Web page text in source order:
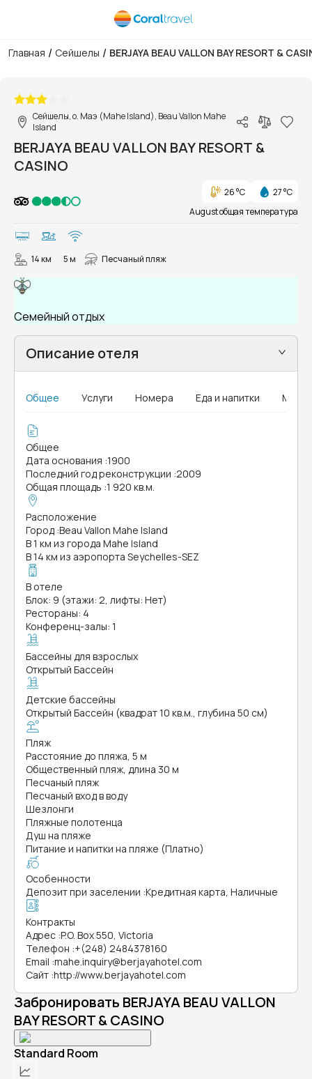
Главная / Сейшелы / BERJAYA BEAU VALLON BAY RESORT &
Сейшелы, о. Маэ (Mahe Island), Beau Vallon Mahe
Island
BERJAYA BEAU VALLON BAY RESORT &
CASINO
26 °C
27 °C
August общая температура
14 км 5 м Песчаный пляж
Семейный отдых
Описание отеля
Общее Услуги Номера Еда и напитки MICE
Общее
Дата основания :1900
Последний год реконструкции :2009
Общая площадь :1 920 кв.м.
Расположение
Город :Beau Vallon Mahe Island
В 1 км из города Mahe Island
В 14 км из аэропорта Seychelles-SEZ
В отеле
Блок: 9 (этажи: 2, лифты: Нет)
Рестораны: 4
Конференц-залы: 1
Бассейны для взрослых
Открытый Бассейн
Детские бассейны
Открытый Бассейн (квадрат 10 кв.м., глубина 50 см)
Пляж
Расстояние до пляжа, 5 м
Общественный пляж, длина 30 м
Песчаный пляж
Песчаный вход в воду
Шезлонги
Пляжные полотенца
Душ на пляже
Питание и напитки на пляже (Платно)
Особенности
Депозит при заселении :Кредитная карта, Наличные
Контракты
Адрес :P.O. Box 550, Victoria
Телефон :+(248) 2484378160
Email :mahe.inquiry@berjayahotel.com
Сайт :http://www.berjayahotel.com
Забронировать BERJAYA BEAU VALLON
BAY RESORT & CASINO
Standard Room